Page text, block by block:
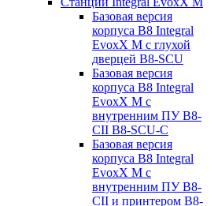
Базовая версия
корпуса B8 Integral
EvoxX M с глухой
дверцей B8-SCU
Базовая версия
корпуса B8 Integral
EvoxX M с
внутренним ПУ B8-
CII B8-SCU-C
Базовая версия
корпуса B8 Integral
EvoxX M с
внутренним ПУ B8-
CII и принтером B8-